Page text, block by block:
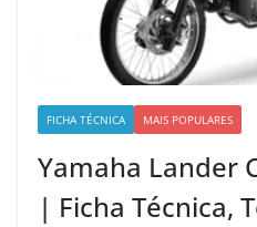
FICHA TÉCNICA MAIS POPULARES
Yamaha Lander
| Ficha Técnica,